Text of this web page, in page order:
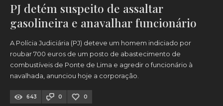
PJ detém suspeito de assaltar
gasolineira e anavalhar funcionário
A Polícia Judiciária (PJ) deteve um homem indiciado por
roubar 700 euros de um posto de abastecimento de
combustíveis de Ponte de Lima e agredir o funcionário à
navalhada, anunciou hoje a corporação.
643 0 0